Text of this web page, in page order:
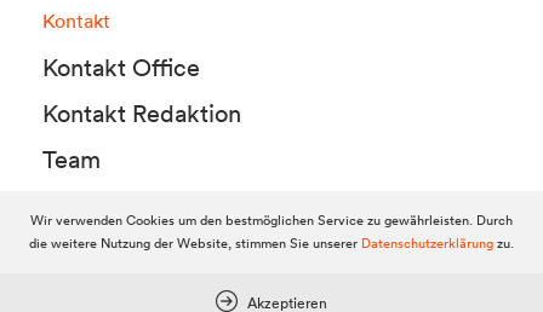
Kontakt
Kontakt Office
Kontakt Redaktion
Team
© 2010-2026 Dolomitenstadt.at
Wir verwenden Cookies um den bestmöglichen Service zu gewährleisten. Durch
die weitere Nutzung der Website, stimmen Sie unserer Datenschutzerklärungzu.
Akzeptieren